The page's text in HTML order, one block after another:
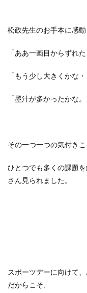
松政先生のお手本に感
「ああ一画目からずれた
「もう少し大きくかな・
「墨汁が多かったかな。
その一つ一つの気付き
ひとつでも多くの課題
さん見られました。
スポーツデーに向けて
だからこそ、